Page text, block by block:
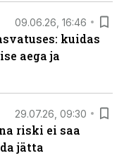
09.06.26, 16:46
kuidas
aega ja
29.07.26, 09:30
riski ei saa
jätta